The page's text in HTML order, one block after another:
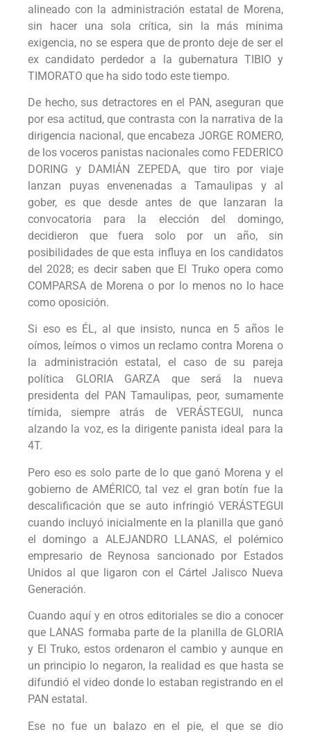
alineado con la administración estatal de Morena,
sin hacer una sola crítica, sin la más mínima
exigencia, no se espera que de pronto deje de ser el
ex candidato perdedor a la gubernatura TIBIO y
TIMORATO que ha sido todo este tiempo.
De hecho, sus detractores en el PAN, aseguran que
por esa actitud, que contrasta con la narrativa de la
dirigencia nacional, que encabeza JORGE ROMERO,
de los voceros panistas nacionales como FEDERICO
DORING y DAMIÁN ZEPEDA, que tiro por viaje
lanzan puyas envenenadas a Tamaulipas y al
gober, es que desde antes de que lanzaran la
convocatoria para la elección del domingo,
decidieron que fuera solo por un año, sin
posibilidades de que esta influya en los candidatos
del 2028; es decir saben que El Truko opera como
COMPARSA de Morena o por lo menos no lo hace
como oposición.
Si eso es ÉL, al que insisto, nunca en 5 años le
oímos, leímos o vimos un reclamo contra Morena o
la administración estatal, el caso de su pareja
política GLORIA GARZA que será la nueva
presidenta del PAN Tamaulipas, peor, sumamente
tímida, siempre atrás de VERÁSTEGUI, nunca
alzando la voz, es la dirigente panista ideal para la
4T.
Pero eso es solo parte de lo que ganó Morena y el
gobierno de AMÉRICO, tal vez el gran botín fue la
descalificación que se auto infringió VERÁSTEGUI
cuando incluyó inicialmente en la planilla que ganó
el domingo a ALEJANDRO LLANAS, el polémico
empresario de Reynosa sancionado por Estados
Unidos al que ligaron con el Cártel Jalisco Nueva
Generación.
Cuando aquí y en otros editoriales se dio a conocer
que LANAS formaba parte de la planilla de GLORIA
y El Truko, estos ordenaron el cambio y aunque en
un principio lo negaron, la realidad es que hasta se
difundió el video donde lo estaban registrando en el
PAN estatal.
Ese no fue un balazo en el pie, el que se dio